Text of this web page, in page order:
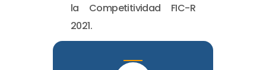
la Competitividad FIC-R
2021.